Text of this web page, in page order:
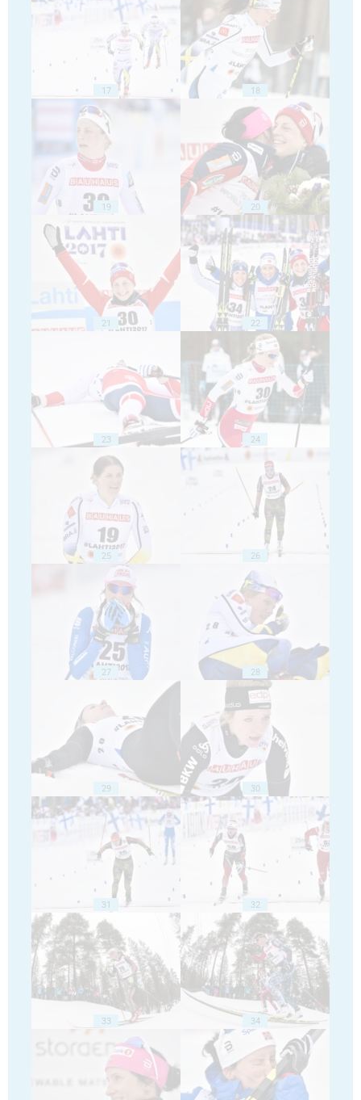
17 18
19 20
21 22
23 24
25 26
27 28
29 30
31 32
33 34